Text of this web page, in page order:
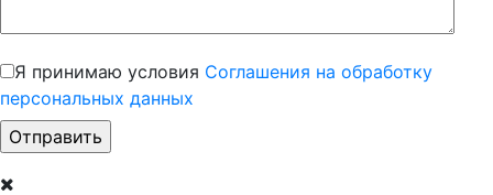
Я принимаю условия Соглашения на обработку
персональных данных